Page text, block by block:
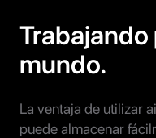
Trabajando
mundo.
La ventaja de utilizar
puede almacenar